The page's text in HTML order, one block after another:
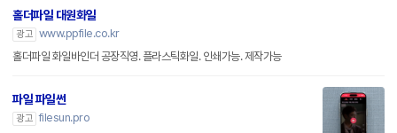
홀더파일 대원화일
광고 www.ppfile.co.kr
홀더파일 화일바인더 공장직영. 플라스틱화일. 인쇄가능. 제작가능
파일 파일썬
광고 filesun.pro